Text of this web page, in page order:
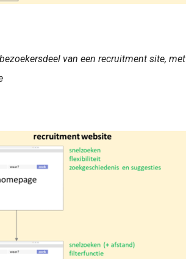
van een recruitment site, met